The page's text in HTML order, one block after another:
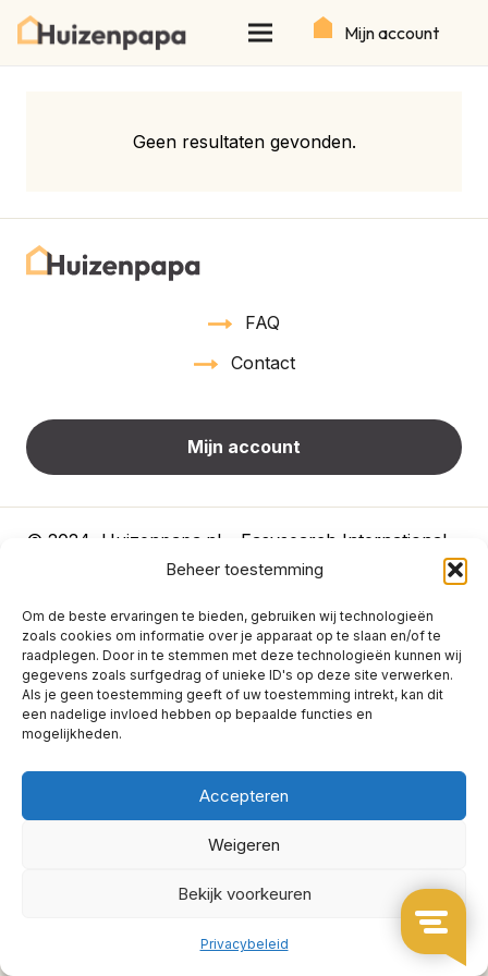
Beheer toestemming
Om de beste ervaringen te bieden, gebruiken wij technologieën
zoals cookies om informatie over je apparaat op te slaan en/of te
raadplegen. Door in te stemmen met deze technologieën kunnen wij
gegevens zoals surfgedrag of unieke ID's op deze site verwerken.
Als je geen toestemming geeft of uw toestemming intrekt, kan dit
een nadelige invloed hebben op bepaalde functies en
mogelijkheden.
Accepteren
Weigeren
Bekijk voorkeuren
Privacybeleid
Mijn account
Geen resultaten gevonden.
FAQ
Contact
Mijn account
© 2024 Huizenpapa.nl – Easysearch International
Algemene voorwaarden Bedenktijd Privacybeleid